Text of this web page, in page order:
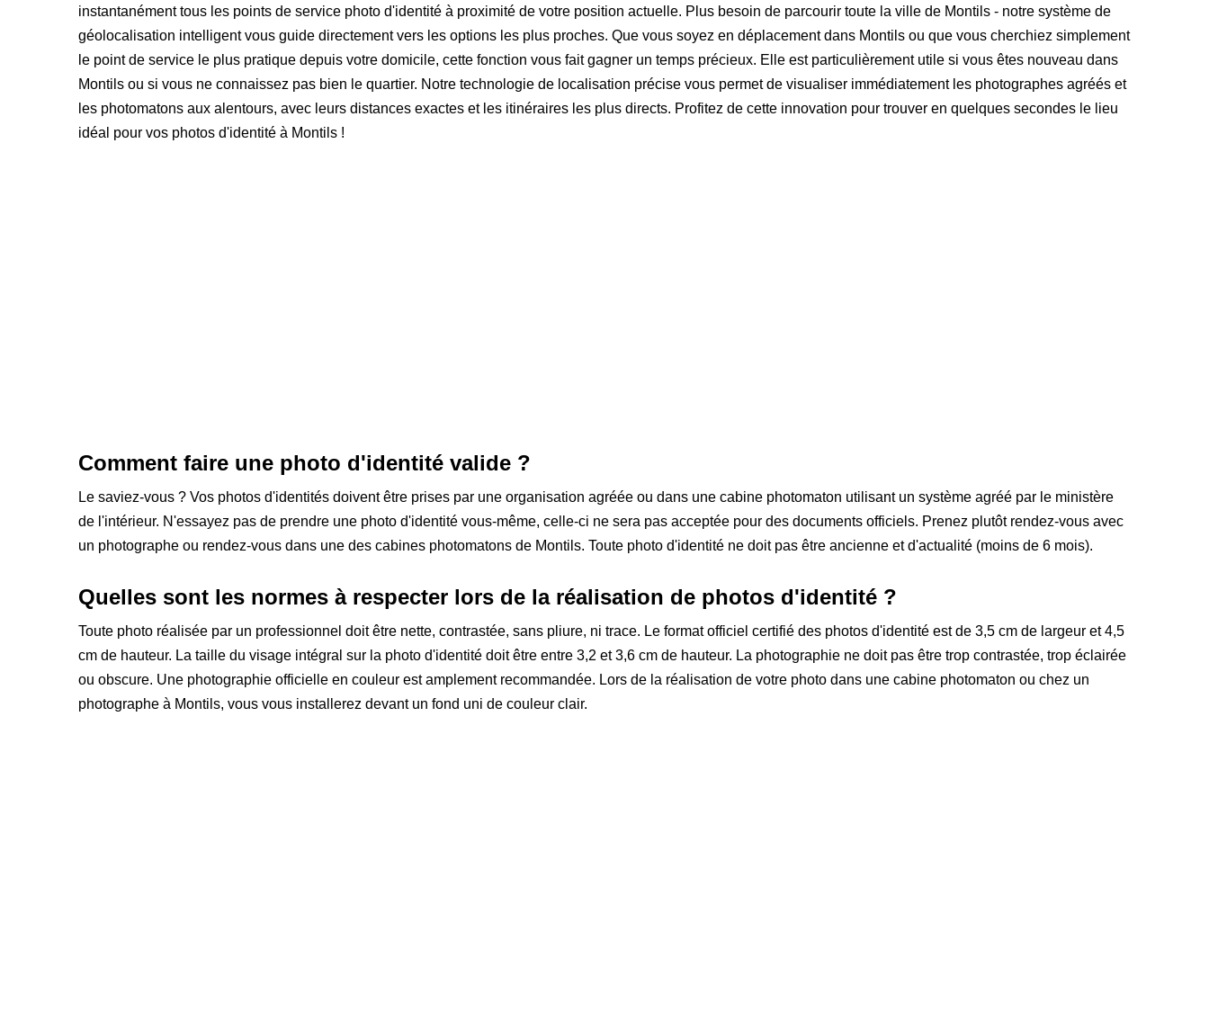
instantanément tous les points de service photo d'identité à proximité de votre position actuelle. Plus besoin de parcourir toute la ville de Montils - notre système de
géolocalisation intelligent vous guide directement vers les options les plus proches. Que vous soyez en déplacement dans Montils ou que vous cherchiez simplement
le point de service le plus pratique depuis votre domicile, cette fonction vous fait gagner un temps précieux. Elle est particulièrement utile si vous êtes nouveau dans
Montils ou si vous ne connaissez pas bien le quartier. Notre technologie de localisation précise vous permet de visualiser immédiatement les photographes agréés et
les photomatons aux alentours, avec leurs distances exactes et les itinéraires les plus directs. Profitez de cette innovation pour trouver en quelques secondes le lieu
idéal pour vos photos d'identité à Montils !
Comment faire une photo d'identité valide ?
Le saviez-vous ? Vos photos d'identités doivent être prises par une organisation agréée ou dans une cabine photomaton utilisant un système agréé par le ministère
de l'intérieur. N'essayez pas de prendre une photo d'identité vous-même, celle-ci ne sera pas acceptée pour des documents officiels. Prenez plutôt rendez-vous avec
un photographe ou rendez-vous dans une des cabines photomatons de Montils. Toute photo d'identité ne doit pas être ancienne et d'actualité (moins de 6 mois).
Quelles sont les normes à respecter lors de la réalisation de photos d'identité ?
Toute photo réalisée par un professionnel doit être nette, contrastée, sans pliure, ni trace. Le format officiel certifié des photos d'identité est de 3,5 cm de largeur et 4,5
cm de hauteur. La taille du visage intégral sur la photo d'identité doit être entre 3,2 et 3,6 cm de hauteur. La photographie ne doit pas être trop contrastée, trop éclairée
ou obscure. Une photographie officielle en couleur est amplement recommandée. Lors de la réalisation de votre photo dans une cabine photomaton ou chez un
photographe à Montils, vous vous installerez devant un fond uni de couleur clair.